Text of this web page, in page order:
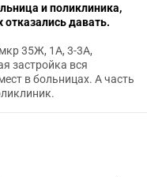
и поликлиника,
давать.
35Ж, 1А, 3-3А,
застройка вся
в больницах. А часть